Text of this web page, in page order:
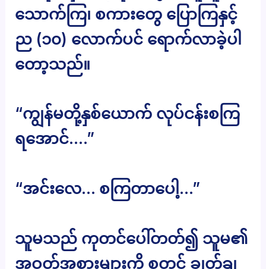
သောက်ကြ၊ စကားတွေ ပြောကြနှင့်
ည (၁၀) လောက်ပင် ရောက်လာခဲ့ပါ
တော့သည်။
“ကျွန်မတို့နှစ်ယောက် လုပ်ငန်းစကြ
ရအောင်….”
“အင်းလေ… စကြတာပေါ့…”
သူမသည် ကုတင်ပေါ်တတ်၍ သူမ၏
အဝတ်အစားများကို စတင် ချွတ်ချ